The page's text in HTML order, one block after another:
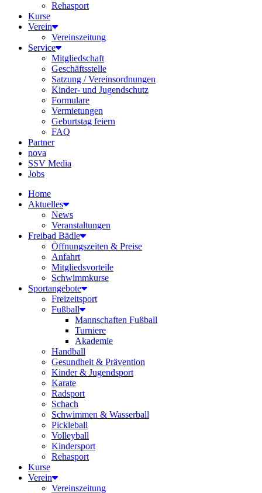
Rehasport
Kurse
Verein
Vereinszeitung
Service
Mitgliedschaft
Geschäftsstelle
Satzung / Vereinsordnungen
Kinder- und Jugendschutz
Formulare
Vermietungen
Geburtstag feiern
FAQ
Partner
nova
SSV Media
Jobs
Home
Aktuelles
News
Veranstaltungen
Freibad Bädle
Öffnungszeiten & Preise
Anfahrt
Mitgliedsvorteile
Schwimmkurse
Sportangebote
Freizeitsport
Fußball
Mannschaften Fußball
Turniere
Akademie
Handball
Gesundheit & Prävention
Kinder & Jugendsport
Karate
Radsport
Schach
Schwimmen & Wasserball
Pickleball
Volleyball
Kindersport
Rehasport
Kurse
Verein
Vereinszeitung